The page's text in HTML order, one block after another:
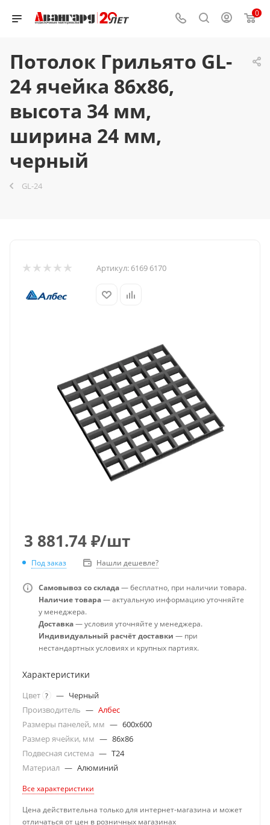
0
Потолок Грильято GL-
24 ячейка 86x86,
высота 34 мм,
ширина 24 мм,
черный
GL-24
Артикул: 6169 6170
3 881.74₽/шт
Под заказ Нашли дешевле?
Самовывоз со склада— бесплатно, при наличии товара.
Наличие товара— актуальную информацию уточняйте
у менеджера.
Доставка— условия уточняйте у менеджера.
Индивидуальный расчёт доставки — при
нестандартных условиях и крупных партиях.
Характеристики
Цвет ? — Черный
Производитель — Албес
Размеры панелей, мм — 600x600
Размер ячейки, мм — 86x86
Подвесная система — T24
Материал — Алюминий
Все характеристики
Цена действительна только для интернет-магазина и может
отличаться от цен в розничных магазинах